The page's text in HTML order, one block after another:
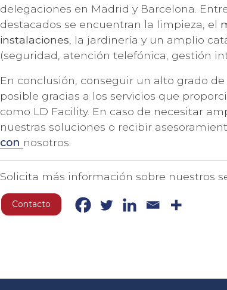
delegaciones en Madrid y Barcelona.
destacados se encuentran la limpieza, el
instalaciones , la jardinería y un amplio
(seguridad, atención telefónica, gestión
En conclusión, conseguir un alto grado
posible gracias a los servicios que
como LD Facility. En caso de necesitar
nuestras soluciones o recibir
con nosotros.
Solicita más información sobre nuestros
Contacto